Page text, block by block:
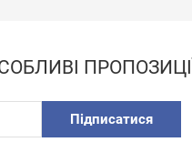
Підписатися